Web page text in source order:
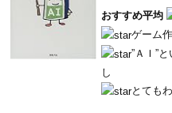
おすすめ平均
ゲーム
”ＡＩ”
し
とても